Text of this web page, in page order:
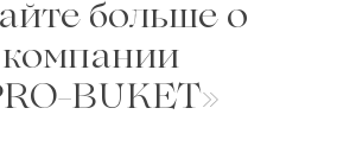
больше о
компании
BUKET»